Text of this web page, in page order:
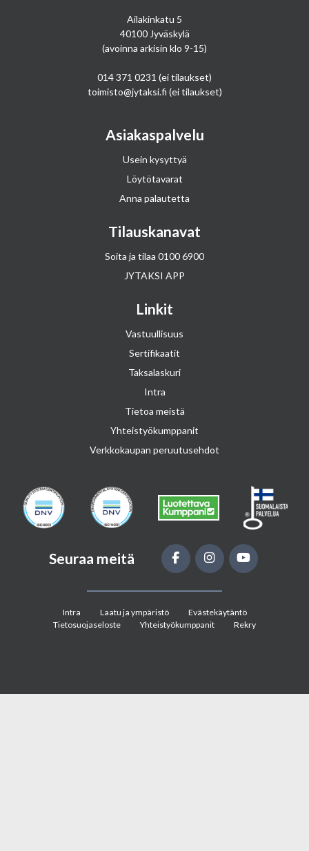
Ailakinkatu 5
40100 Jyväskylä
(avoinna arkisin klo 9-15)
014 371 0231 (ei tilaukset)
toimisto@jytaksi.fi (ei tilaukset)
Asiakaspalvelu
Usein kysyttyä
Löytötavarat
Anna palautetta
Tilauskanavat
Soita ja tilaa 0100 6900
JYTAKSI APP
Linkit
Vastuullisuus
Sertifikaatit
Taksalaskuri
Intra
Tietoa meistä
Yhteistyökumppanit
Verkkokaupan peruutusehdot
Seuraa meitä
Intra Laatu ja ympäristö
Evästekäytäntö
Tietosuojaseloste
Yhteistyökumppanit Rekry